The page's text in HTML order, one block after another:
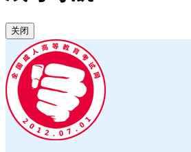
关闭